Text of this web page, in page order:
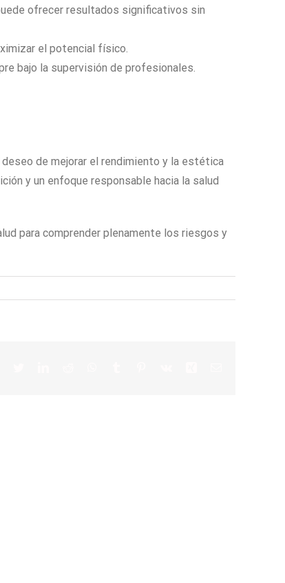
ofrecer resultados significativos sin
el potencial físico.
bajo la supervisión de profesionales.
de mejorar el rendimiento y la estética
y un enfoque responsable hacia la salud
para comprender plenamente los riesgos y